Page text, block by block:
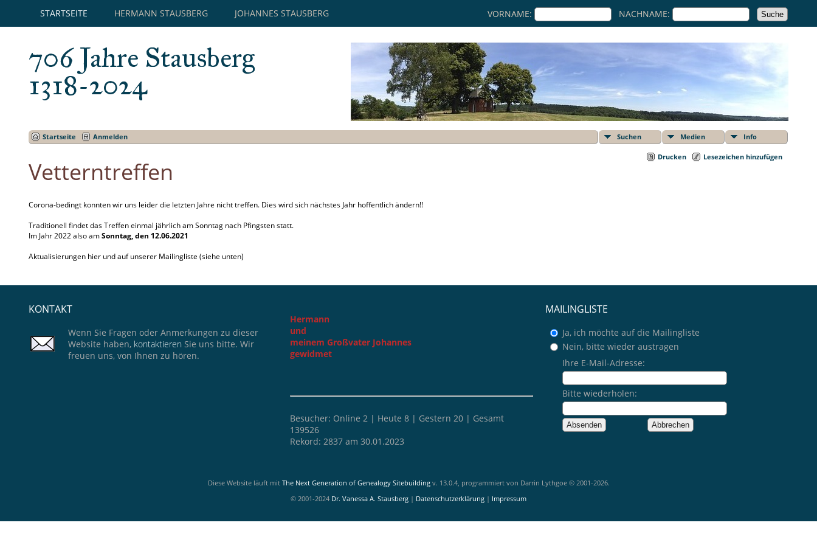
STARTSEITE HERMANN STAUSBERG JOHANNES STAUSBERG VORNAME: NACHNAME:
706 Jahre Stausberg
1318-2024
Startseite Anmelden Suchen Medien Info
Drucken Lesezeichen hinzufügen
Vetterntreffen
Corona-bedingt konnten wir uns leider die letzten Jahre nicht treffen. Dies wird sich nächstes Jahr hoffentlich ändern!!
Traditionell findet das Treffen einmal jährlich am Sonntag nach Pfingsten statt.
Im Jahr 2022 also amSonntag, den 12.06.2021
Aktualisierungen hier und auf unserer Mailingliste (siehe unten)
KONTAKT
Wenn Sie Fragen oder Anmerkungen zu dieser
Website haben, kontaktieren Sie uns bitte. Wir
freuen uns, von Ihnen zu hören.
Hermann
und
meinem Großvater Johannes
gewidmet
Besucher: Online 2 | Heute 8 | Gestern 20 | Gesamt
139526
Rekord: 2837 am 30.01.2023
MAILINGLISTE
Ja, ich möchte auf die Mailingliste
Nein, bitte wieder austragen
Ihre E-Mail-Adresse:
Bitte wiederholen:
Diese Website läuft mit The Next Generation of Genealogy Sitebuildingv. 13.0.4, programmiert von Darrin Lythgoe © 2001-2026.
© 2001-2024 Dr. Vanessa A. Stausberg | Datenschutzerklärung | Impressum